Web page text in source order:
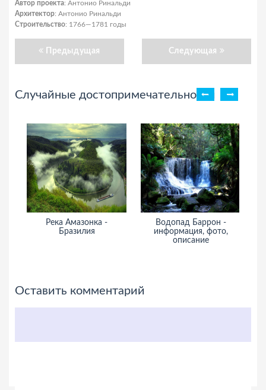
Автор проекта: Антонио Ринальди
Архитектор: Антонио Ринальди
Строительство: 1766—1781 годы
Предыдущая Следующая
Случайные достопримечательности
Река Амазонка -
Бразилия
Водопад Баррон -
информация, фото,
описание
Оставить комментарий